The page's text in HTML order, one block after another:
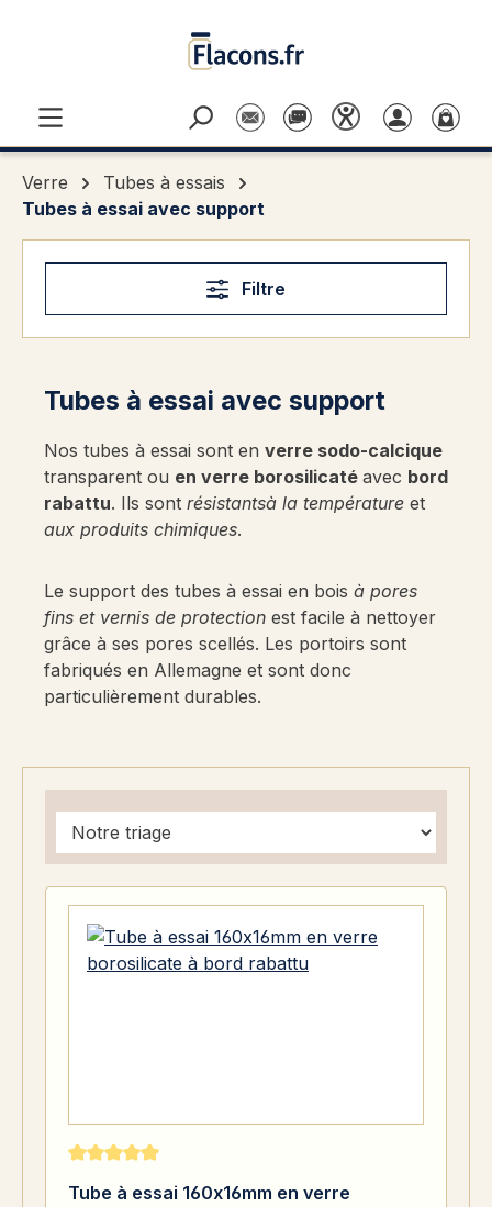
Verre
Tubes à essais
Tubes à essai avec support
Filtre
Tubes à essai avec support
Nos tubes à essai sont en verre sodo-calcique
transparent ou en verre borosilicaté avec bord
rabattu. Ils sont résistantsà la température et
aux produits chimiques.
Le support des tubes à essai en bois à pores
fins et vernis de protection est facile à nettoyer
grâce à ses pores scellés. Les portoirs sont
fabriqués en Allemagne et sont donc
particulièrement durables.
Note moyenne de 5 sur 5 étoiles
Tube à essai 160x16mm en verre